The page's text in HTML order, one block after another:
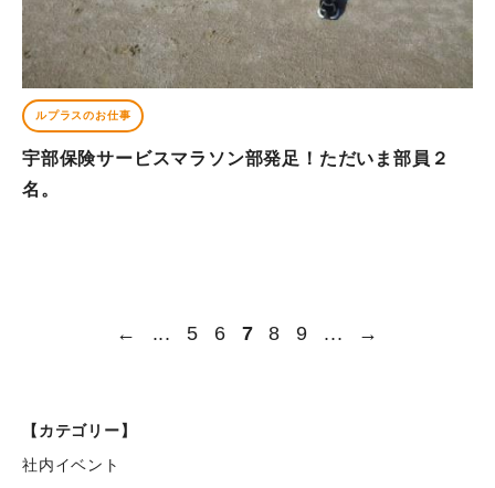
ルプラスのお仕事
宇部保険サービスマラソン部発足！ただいま部員２
名。
← ... 5 6 7 8 9 ... →
【カテゴリー】
社内イベント